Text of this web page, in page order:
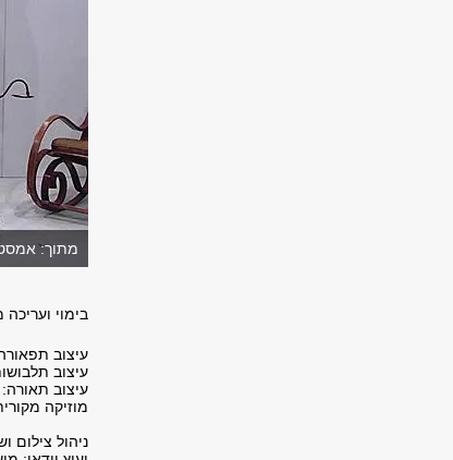
מתוך:
בימוי
עיצוב
עיצוב
עיצוב
מוזיקה
ניהול צילום